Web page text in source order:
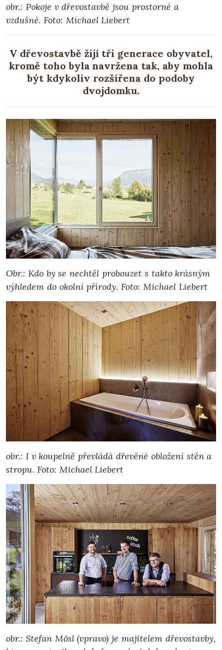
obr.: Pokoje v dřevostavbě jsou prostorné a
vzdušné. Foto: Michael Liebert
V dřevostavbě žijí tři generace obyvatel,
kromě toho byla navržena tak, aby mohla
být kdykoliv rozšířena do podoby
dvojdomku.
Obr.: Kdo by se nechtěl probouzet s takto krásným
výhledem do okolní přírody. Foto: Michael Liebert
obr.: I v koupelně převládá dřevěné obložení stěn a
stropu. Foto: Michael Liebert
obr.: Stefan Mösl (vpravo) je majitelem dřevostavby,